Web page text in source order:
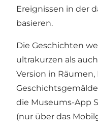
Ereignissen in der
basieren.
Die Geschichten
ultrakurzen als
Version in
die Museums-App
(nur über das